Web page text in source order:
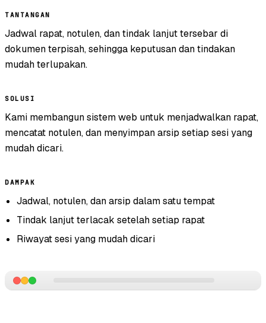
TANTANGAN
Jadwal rapat, notulen, dan tindak lanjut tersebar di
dokumen terpisah, sehingga keputusan dan tindakan
mudah terlupakan.
SOLUSI
Kami membangun sistem web untuk menjadwalkan rapat,
mencatat notulen, dan menyimpan arsip setiap sesi yang
mudah dicari.
DAMPAK
Jadwal, notulen, dan arsip dalam satu tempat
Tindak lanjut terlacak setelah setiap rapat
Riwayat sesi yang mudah dicari